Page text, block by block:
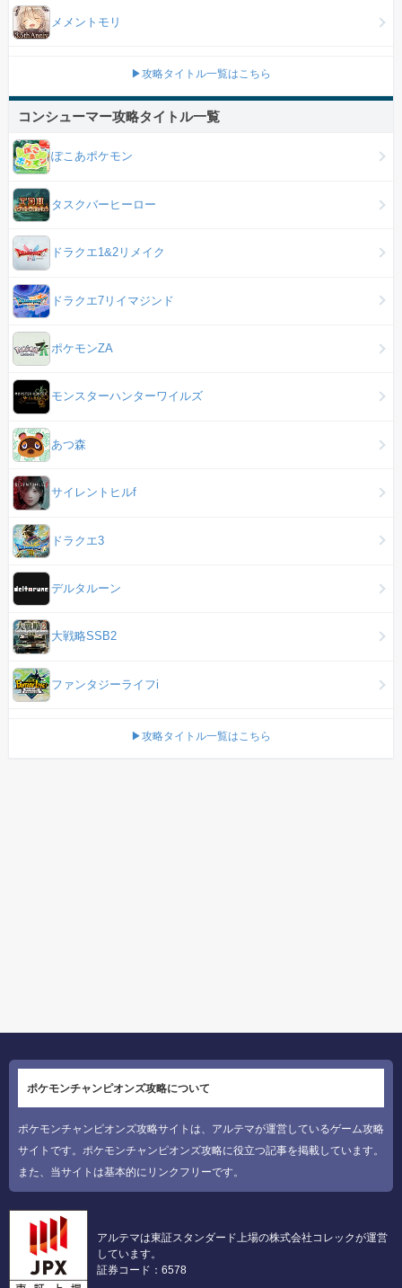
メメントモリ
▶攻略タイトル一覧はこちら
コンシューマー攻略タイトル一覧
ぽこあポケモン
タスクバーヒーロー
ドラクエ1&2リメイク
ドラクエ7リイマジンド
ポケモンZA
モンスターハンターワイルズ
あつ森
サイレントヒルf
ドラクエ3
デルタルーン
大戦略SSB2
ファンタジーライフi
▶攻略タイトル一覧はこちら
ポケモンチャンピオンズ攻略について
ポケモンチャンピオンズ攻略サイトは、アルテマが運営しているゲーム攻略
サイトです。ポケモンチャンピオンズ攻略に役立つ記事を掲載しています。
また、当サイトは基本的にリンクフリーです。
アルテマは東証スタンダード上場の株式会社コレックが運営
しています。
証券コード：6578